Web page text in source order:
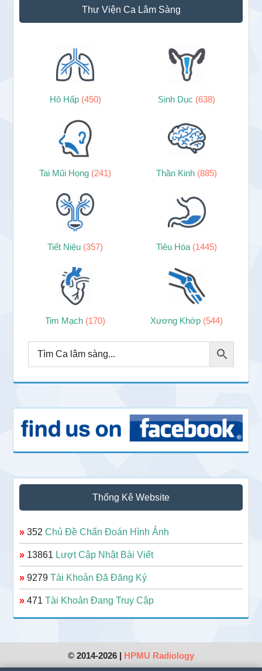
Thư Viện Ca Lâm Sàng
Hô Hấp (450) Sinh Dục (638)
Tai Mũi Họng (241) Thần Kinh (885)
Tiết Niệu (357) Tiêu Hóa (1445)
Tim Mạch (170) Xương Khớp (544)
Thống Kê Website
» 352Chủ Đề Chẩn Đoán Hình Ảnh
» 13861 Lượt Cập Nhật Bài Viết
» 9279Tài Khoản Đã Đăng Ký
» 471Tài Khoản Đang Truy Cập
© 2014-2026 | HPMU Radiology